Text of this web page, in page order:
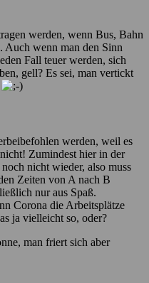
werden, wenn Bus, Bahn
Auch wenn man den Sinn
Fall teuer werden, sich
gell? Es sei, man vertickt
werden, weil es
Zumindest hier in der
nicht wieder, also muss
Zeiten von A nach B
nur aus Spaß.
Corona die Arbeitsplätze
ja vielleicht so, oder?
man friert sich aber